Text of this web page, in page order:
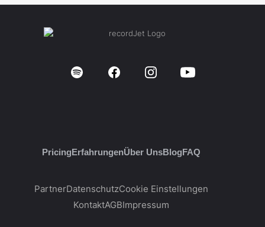
PricingErfahrungenÜber UnsBlogFAQ
PartnerDatenschutzCookie Einstellungen
KontaktAGBImpressum